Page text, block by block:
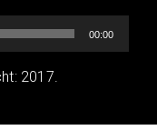
00:00
2017.